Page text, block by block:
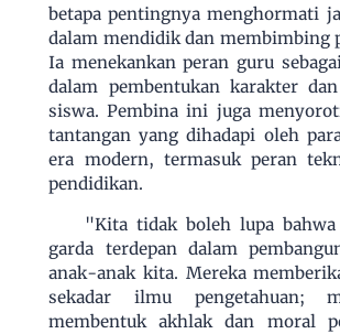
betapa pentingnya menghormati
dalam mendidik dan membimbing
Ia menekankan peran guru
dalam pembentukan karakter
siswa. Pembina ini juga
tantangan yang dihadapi oleh
era modern, termasuk peran
pendidikan.
"Kita tidak boleh lupa
garda terdepan dalam
anak-anak kita. Mereka
sekadar ilmu pengetahuan;
membentuk akhlak dan moral